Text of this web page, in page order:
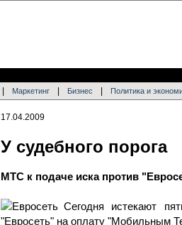
Маркетинг Бизнес Политика и
17.04.2009
У судебного порога
МТС к подаче иска против
Сегодня истекают
"Евросеть" на оплату "Мобильным